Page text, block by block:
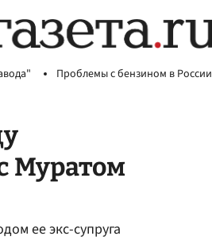
Проблемы с бензином в России
Муратом
ее экс-супруга